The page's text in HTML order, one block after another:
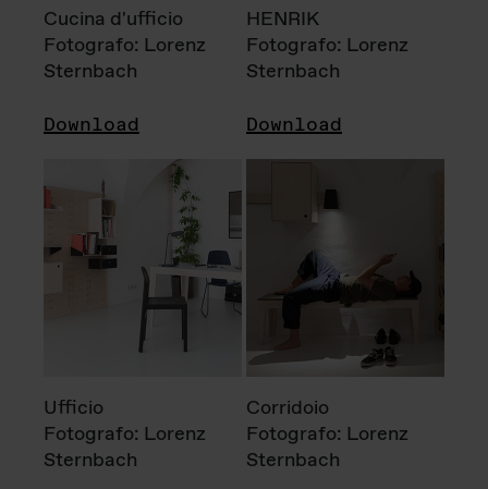
Cucina d'ufficio
Fotografo: Lorenz
Sternbach
Download
HENRIK
Fotografo: Lorenz
Sternbach
Download
Ufficio
Fotografo: Lorenz
Sternbach
Corridoio
Fotografo: Lorenz
Sternbach